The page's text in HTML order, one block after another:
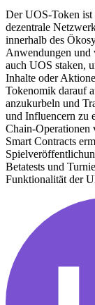
Der UOS-Token ist
dezentrale
innerhalb des
Anwendungen und
auch UOS staken,
Inhalte oder
Tokenomik darauf
anzukurbeln und
und Influencern zu
Chain-Operationen
Smart Contracts
Betatests und
Funktionalität der